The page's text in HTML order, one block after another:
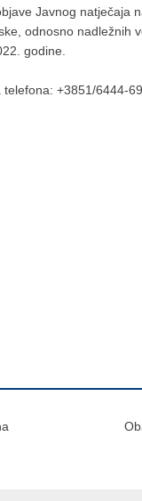
Javnog natječaja
odnosno nadležnih
godine.
+3851/6444-